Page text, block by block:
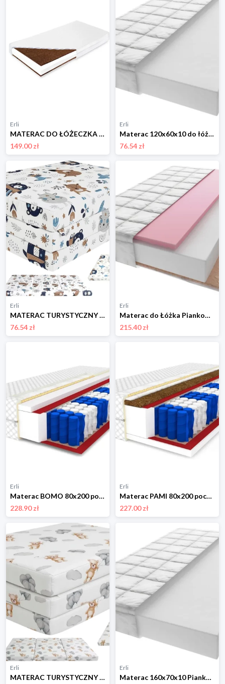
Erli
MATERAC DO ŁÓŻECZKA KOKOS PIANKA KOKOS 120x60 KPK
149.00 zł
Erli
Materac 120x60x10 do łóżeczka Piankowy H3 Oeko-Tex zdejmowany pokrowiec
76.54 zł
Erli
MATERAC TURYSTYCZNY 120x60 składany PUFA TORBA dla dziecka do ŁÓŻECZKA 135
76.54 zł
Erli
Materac do Łóżka Piankowy Strefowy Kokos 160 x 80 x 11 cm
215.40 zł
Erli
Materac BOMO 80x200 pocket Double HARD premium
228.90 zł
Erli
Materac PAMI 80x200 pocket Double HARD kokos
227.00 zł
Erli
MATERAC TURYSTYCZNY 120x60 składany PUFA TORBA dla dziecka do ŁÓŻECZKA 23
Erli
Materac 160x70x10 Piankowy H3 Dziecięcy Certyfikat OEKO-TEX Cały Wyrób